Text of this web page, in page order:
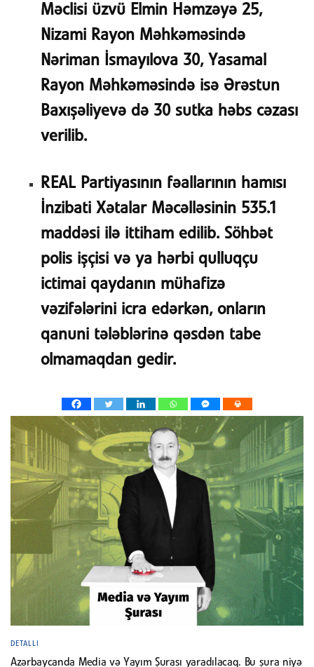
Məclisi üzvü Elmin Həmzəyə 25,
Nizami Rayon Məhkəməsində
Nəriman İsmayılova 30, Yasamal
Rayon Məhkəməsində isə Ərəstun
Baxışəliyevə də 30 sutka həbs cəzası
verilib.
REAL Partiyasının fəallarının hamısı
İnzibati Xətalar Məcəlləsinin 535.1
maddəsi ilə ittiham edilib. Söhbət
polis işçisi və ya hərbi qulluqçu
ictimai qaydanın mühafizə
vəzifələrini icra edərkən, onların
qanuni tələblərinə qəsdən tabe
olmamaqdan gedir.
DETALLI
Azərbaycanda Media və Yayım Şurası yaradılacaq. Bu şura niyə